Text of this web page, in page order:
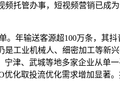
托管办事，短视频营销已成
输送客源超100万条，其抖
是工业机械人、细密加工等新
津、武城等地多家企业从单
化取投流优化需求增加显著。